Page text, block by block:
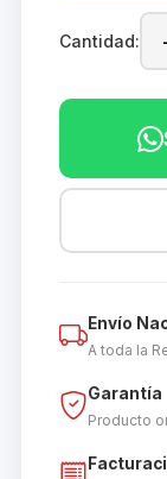
Cantidad:
Envío
A toda la
Garantía
Producto